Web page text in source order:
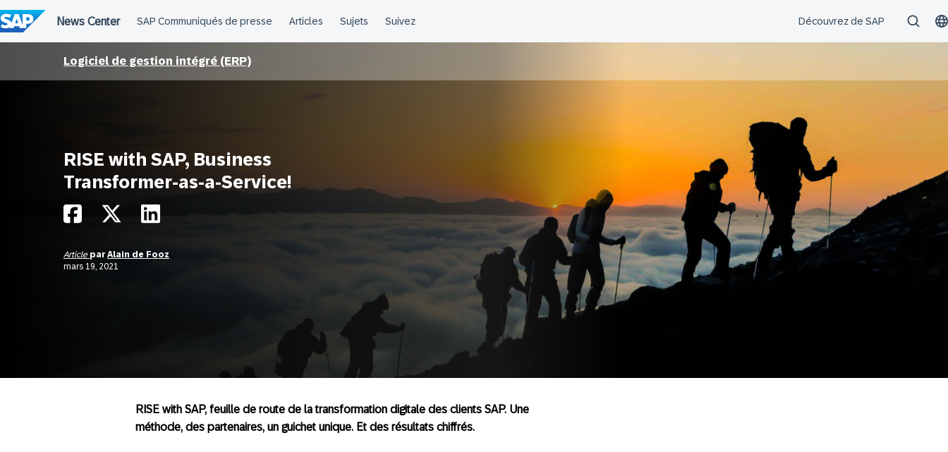
au
contenu
Logiciel de gestion intégré (ERP)
RISE with SAP, Business
Transformer-as-a-Service!
Article par Alain de Fooz
mars 19, 2021
RISE with SAP, feuille de route de la transformation digitale des clients SAP. Une
méthode, des partenaires, un guichet unique. Et des résultats chiffrés.